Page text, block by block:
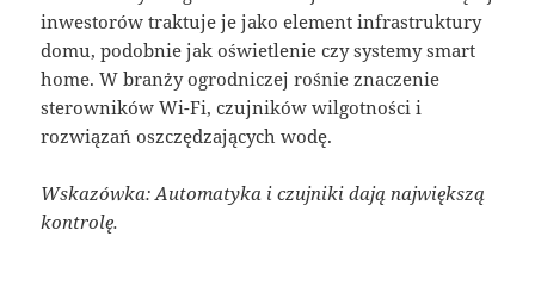
inwestorów traktuje je jako element infrastruktury
domu, podobnie jak oświetlenie czy systemy smart
home. W branży ogrodniczej rośnie znaczenie
sterowników Wi-Fi, czujników wilgotności i
rozwiązań oszczędzających wodę.
Wskazówka: Automatyka i czujniki dają największą
kontrolę.